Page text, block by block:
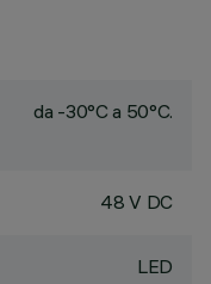
da -30°C a 50°C.
48 V DC
LED